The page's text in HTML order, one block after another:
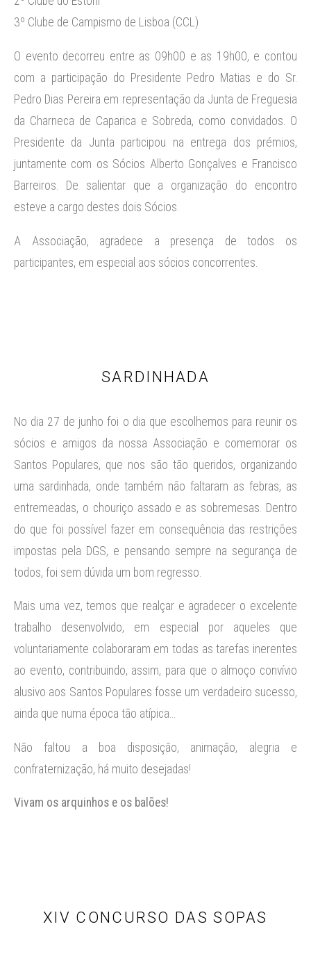
3º Clube de Campismo de Lisboa (CCL)
O evento decorreu entre as 09h00 e as 19h00, e contou
com a participação do Presidente Pedro Matias e do Sr.
Pedro Dias Pereira em representação da Junta de Freguesia
da Charneca de Caparica e Sobreda, como convidados. O
Presidente da Junta participou na entrega dos prémios,
juntamente com os Sócios Alberto Gonçalves e Francisco
Barreiros. De salientar que a organização do encontro
esteve a cargo destes dois Sócios.
A Associação, agradece a presença de todos os
participantes, em especial aos sócios concorrentes.
SARDINHADA
No dia 27 de junho foi o dia que escolhemos para reunir os
sócios e amigos da nossa Associação e comemorar os
Santos Populares, que nos são tão queridos, organizando
uma sardinhada, onde também não faltaram as febras, as
entremeadas, o chouriço assado e as sobremesas. Dentro
do que foi possível fazer em consequência das restrições
impostas pela DGS, e pensando sempre na segurança de
todos, foi sem dúvida um bom regresso.
Mais uma vez, temos que realçar e agradecer o excelente
trabalho desenvolvido, em especial por aqueles que
voluntariamente colaboraram em todas as tarefas inerentes
ao evento, contribuindo, assim, para que o almoço convívio
alusivo aos Santos Populares fosse um verdadeiro sucesso,
ainda que numa época tão atípica…
Não faltou a boa disposição, animação, alegria e
confraternização, há muito desejadas!
Vivam os arquinhos e os balões!
XIV CONCURSO DAS SOPAS